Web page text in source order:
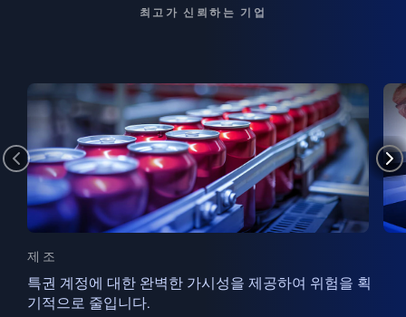
최고가 신뢰하는 기업
제조
특권 계정에 대한 완벽한 가시성을 제공하여 위험을 획
기적으로 줄입니다.